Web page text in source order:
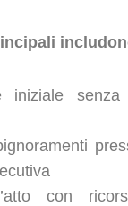
iniziale
con